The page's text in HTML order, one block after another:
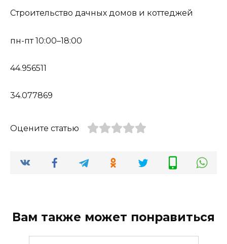
Строительство дачных домов и коттеджей
пн-пт 10:00–18:00
44.956511
34.077869
Оцените статью
Вам также может понравиться